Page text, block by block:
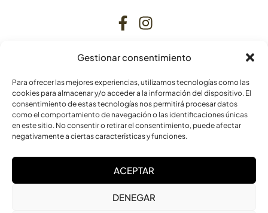
Gestionar consentimiento
Para ofrecer las mejores experiencias, utilizamos tecnologías como las
cookies para almacenar y/o acceder a la información del dispositivo. El
consentimiento de estas tecnologías nos permitirá procesar datos
como el comportamiento de navegación o las identificaciones únicas
en este sitio. No consentir o retirar el consentimiento, puede afectar
negativamente a ciertas características y funciones.
ACEPTAR
DENEGAR
C. Bardenas Reales, 11, bajo
31006 Pamplona
Navarra